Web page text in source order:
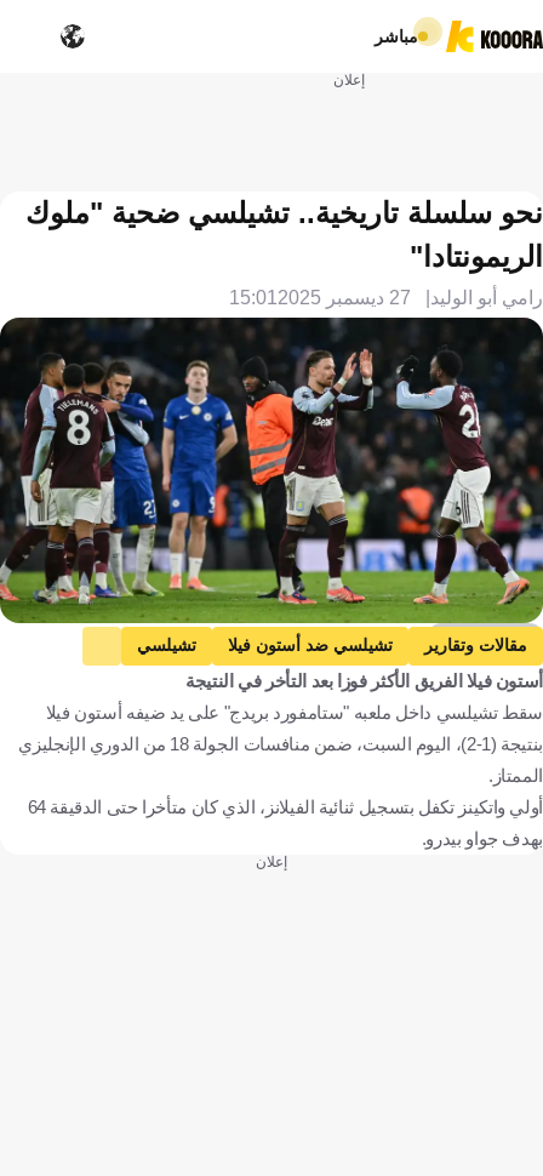
مباشر
إعلان
نحو سلسلة تاريخية.. تشيلسي ضحية "ملوك
الريمونتادا"
رامي أبو الوليد 27 ديسمبر 2025 15:01
Getty Images
مقالات وتقارير تشيلسي ضد أستون فيلا
تشيلسي
أستون فيلا
الدوري الإنجليزي الممتاز
ريس جيمس
أوناي إيمري إنجلترا إسبانيا كرة قدم
أستون فيلا الفريق الأكثر فوزا بعد التأخر في النتيجة
سقط تشيلسي داخل ملعبه "ستامفورد بريدج" على يد ضيفه أستون فيلا
بنتيجة (1-2)، اليوم السبت، ضمن منافسات الجولة 18 من الدوري الإنجليزي
الممتاز.
أولي واتكينز تكفل بتسجيل ثنائية الفيلانز، الذي كان متأخرا حتى الدقيقة 64
بهدف جواو بيدرو.
إعلان